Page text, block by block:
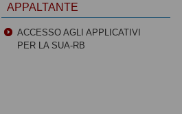
APPALTANTE
ACCESSO AGLI APPLICATIVI
PER LA SUA-RB